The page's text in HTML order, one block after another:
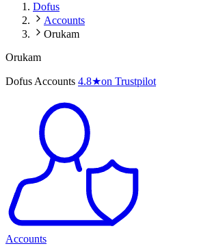
Dofus
Accounts
Orukam
Orukam
Dofus Accounts 4.8★on Trustpilot
Accounts